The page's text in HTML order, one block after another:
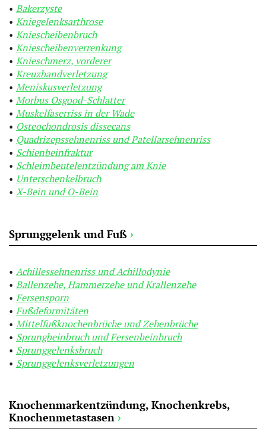
Bakerzyste
Kniegelenksarthrose
Kniescheibenbruch
Kniescheibenverrenkung
Knieschmerz, vorderer
Kreuzbandverletzung
Meniskusverletzung
Morbus Osgood-Schlatter
Muskelfaserriss in der Wade
Osteochondrosis dissecans
Quadrizepssehnenriss und Patellarsehnenriss
Schienbeinfraktur
Schleimbeutelentzündung am Knie
Unterschenkelbruch
X-Bein und O-Bein
Sprunggelenk und Fuß ›
Achillessehnenriss und Achillodynie
Ballenzehe, Hammerzehe und Krallenzehe
Fersensporn
Fußdeformitäten
Mittelfußknochenbrüche und Zehenbrüche
Sprungbeinbruch und Fersenbeinbruch
Sprunggelenksbruch
Sprunggelenksverletzungen
Knochenmarkentzündung, Knochenkrebs,
Knochenmetastasen ›